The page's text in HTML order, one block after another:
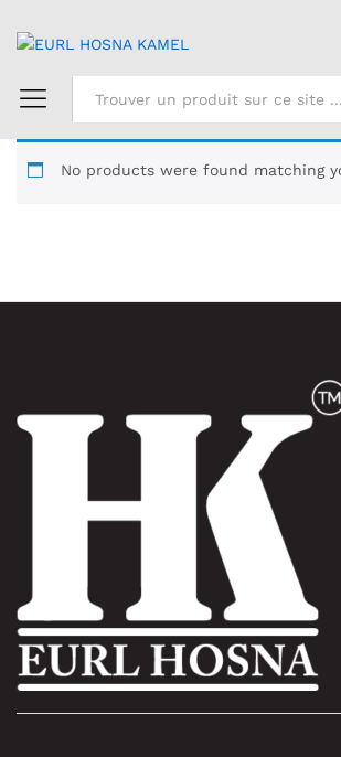
No products were found matching